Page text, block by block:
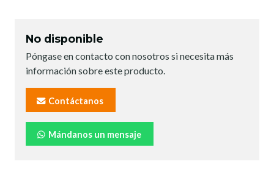
No disponible
Póngase en contacto con nosotros si necesita más
información sobre este producto.
Contáctanos
Mándanos un mensaje